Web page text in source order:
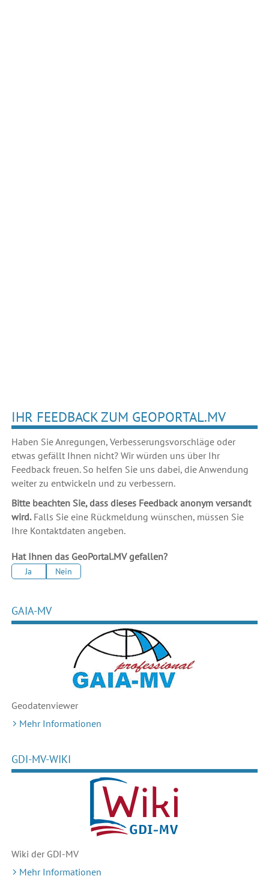
IHR FEEDBACK ZUM GEOPORTAL.MV
Haben Sie Anregungen, Verbesserungsvorschläge oder
etwas gefällt Ihnen nicht? Wir würden uns über Ihr
Feedback freuen. So helfen Sie uns dabei, die Anwendung
weiter zu entwickeln und zu verbessern.
Bitte beachten Sie, dass dieses Feedback anonym versandt
wird.Falls Sie eine Rückmeldung wünschen, müssen Sie
Ihre Kontaktdaten angeben.
Hat Ihnen das GeoPortal.MV gefallen?
Ja Nein
GAIA-MV
Geodatenviewer
Mehr Informationen
GDI-MV-WIKI
Wiki der GDI-MV
Mehr Informationen